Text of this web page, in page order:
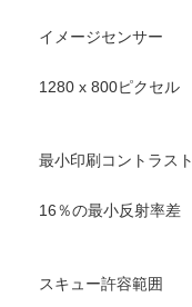
イメージセンサー
1280 x 800ピクセル
最小印刷コントラスト
16％の最小反射率差
スキュー許容範囲